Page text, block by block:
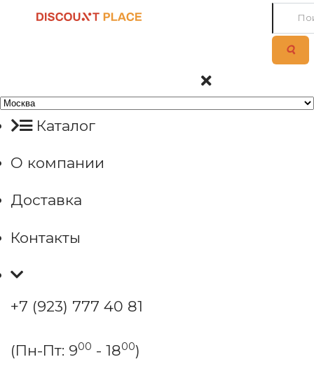
Каталог
О компании
Доставка
Контакты
+7 (923) 777 40 81
(Пн-Пт: 900 - 1800)